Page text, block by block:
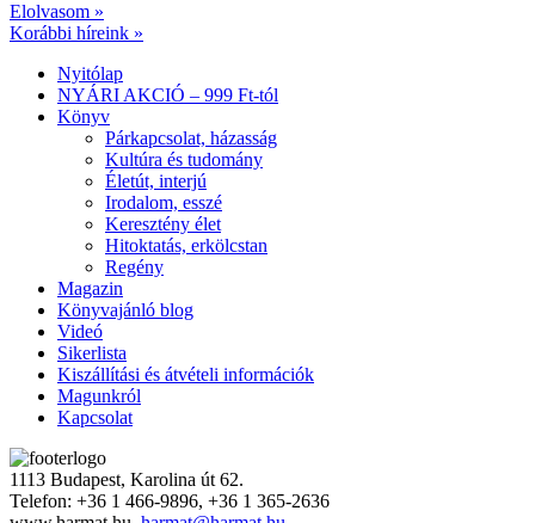
Elolvasom »
Korábbi híreink »
Nyitólap
NYÁRI AKCIÓ – 999 Ft-tól
Könyv
Párkapcsolat, házasság
Kultúra és tudomány
Életút, interjú
Irodalom, esszé
Keresztény élet
Hitoktatás, erkölcstan
Regény
Magazin
Könyvajánló blog
Videó
Sikerlista
Kiszállítási és átvételi információk
Magunkról
Kapcsolat
1113 Budapest, Karolina út 62.
Telefon: +36 1 466-9896, +36 1 365-2636